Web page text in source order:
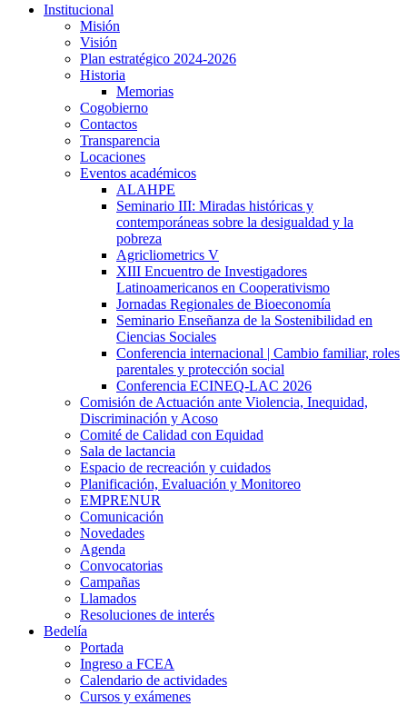
Institucional
Misión
Visión
Plan estratégico 2024-2026
Historia
Memorias
Cogobierno
Contactos
Transparencia
Locaciones
Eventos académicos
ALAHPE
Seminario III: Miradas históricas y
contemporáneas sobre la desigualdad y la
pobreza
Agricliometrics V
XIII Encuentro de Investigadores
Latinoamericanos en Cooperativismo
Jornadas Regionales de Bioeconomía
Seminario Enseñanza de la Sostenibilidad en
Ciencias Sociales
Conferencia internacional | Cambio familiar, roles
parentales y protección social
Conferencia ECINEQ-LAC 2026
Comisión de Actuación ante Violencia, Inequidad,
Discriminación y Acoso
Comité de Calidad con Equidad
Sala de lactancia
Espacio de recreación y cuidados
Planificación, Evaluación y Monitoreo
EMPRENUR
Comunicación
Novedades
Agenda
Convocatorias
Campañas
Llamados
Resoluciones de interés
Bedelía
Portada
Ingreso a FCEA
Calendario de actividades
Cursos y exámenes